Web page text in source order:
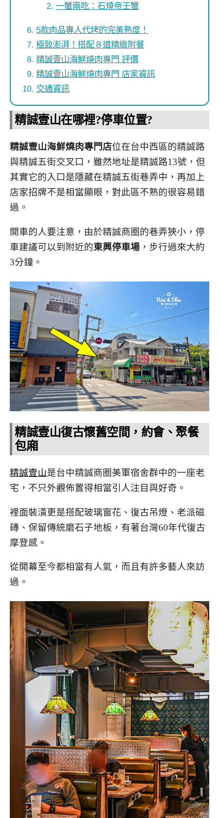
一蟹兩吃：石燒帝王蟹
5款肉品專人代烤的完美熟度！
極致澎湃！搭配８道精緻附餐
精誠壹山海鮮燒肉專門 評價
精誠壹山海鮮燒肉專門 店家資訊
交通資訊
精誠壹山在哪裡?停車位置?
精誠壹山海鮮燒肉專門店位在台中西區的精誠路
與精誠五街交叉口，雖然地址是精誠路13號，但
其實它的入口是隱藏在精誠五街巷弄中，再加上
店家招牌不是相當顯眼，對此區不熟的很容易錯
過。
開車的人要注意，由於精誠商圈的巷弄狹小，停
車建議可以到附近的東興停車場 ，步行過來大約
3分鐘。
精誠壹山復古懷舊空間，約會、聚餐
包廂
精誠壹山是台中精誠商圈美軍宿舍群中的一座老
宅，不只外觀佈置得相當引人注目與好奇。
裡面裝潢更是搭配玻璃窗花、復古吊燈、老派磁
磚、保留傳統磨石子地板，有著台灣60年代復古
摩登感。
從開幕至今都相當有人氣，而且有許多藝人來訪
過。